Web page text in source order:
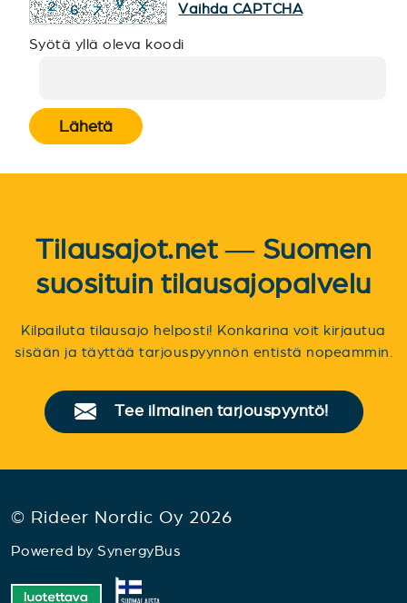
Vaihda CAPTCHA
Syötä yllä oleva koodi
Lähetä
Tilausajot.net — Suomen
suosituin tilausajopalvelu
Kilpailuta tilausajo helposti! Konkarina voit kirjautua
sisään ja täyttää tarjouspyynnön entistä nopeammin.
Tee ilmainen tarjouspyyntö!
© Rideer Nordic Oy 2026
Powered by SynergyBus